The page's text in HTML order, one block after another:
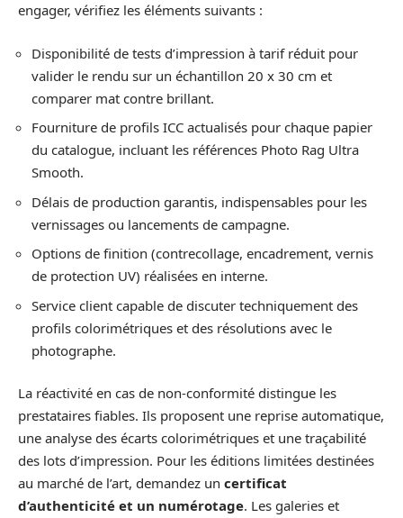
engager, vérifiez les éléments suivants :
Disponibilité de tests d’impression à tarif réduit pour
valider le rendu sur un échantillon 20 x 30 cm et
comparer mat contre brillant.
Fourniture de profils ICC actualisés pour chaque papier
du catalogue, incluant les références Photo Rag Ultra
Smooth.
Délais de production garantis, indispensables pour les
vernissages ou lancements de campagne.
Options de finition (contrecollage, encadrement, vernis
de protection UV) réalisées en interne.
Service client capable de discuter techniquement des
profils colorimétriques et des résolutions avec le
photographe.
La réactivité en cas de non-conformité distingue les
prestataires fiables. Ils proposent une reprise automatique,
une analyse des écarts colorimétriques et une traçabilité
des lots d’impression. Pour les éditions limitées destinées
au marché de l’art, demandez un certificat
d’authenticité et un numérotage. Les galeries et